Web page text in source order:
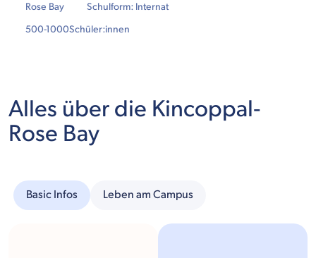
Rose Bay
Schulform: Internat
500-1000Schüler:innen
Alles über die Kincoppal-
Rose Bay
Basic Infos Leben am Campus